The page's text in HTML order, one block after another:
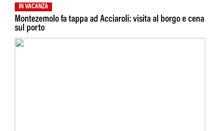
IN VACANZA
Montezemolo fa tappa ad Acciaroli: visita al borgo e cena
sul porto